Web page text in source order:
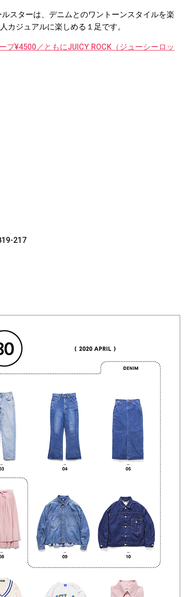
スターは、デニムとのワントーンスタイルを楽
カジュアルに楽しめる１足です。
¥4500／ともにJUICY ROCK（ジューシーロッ
217